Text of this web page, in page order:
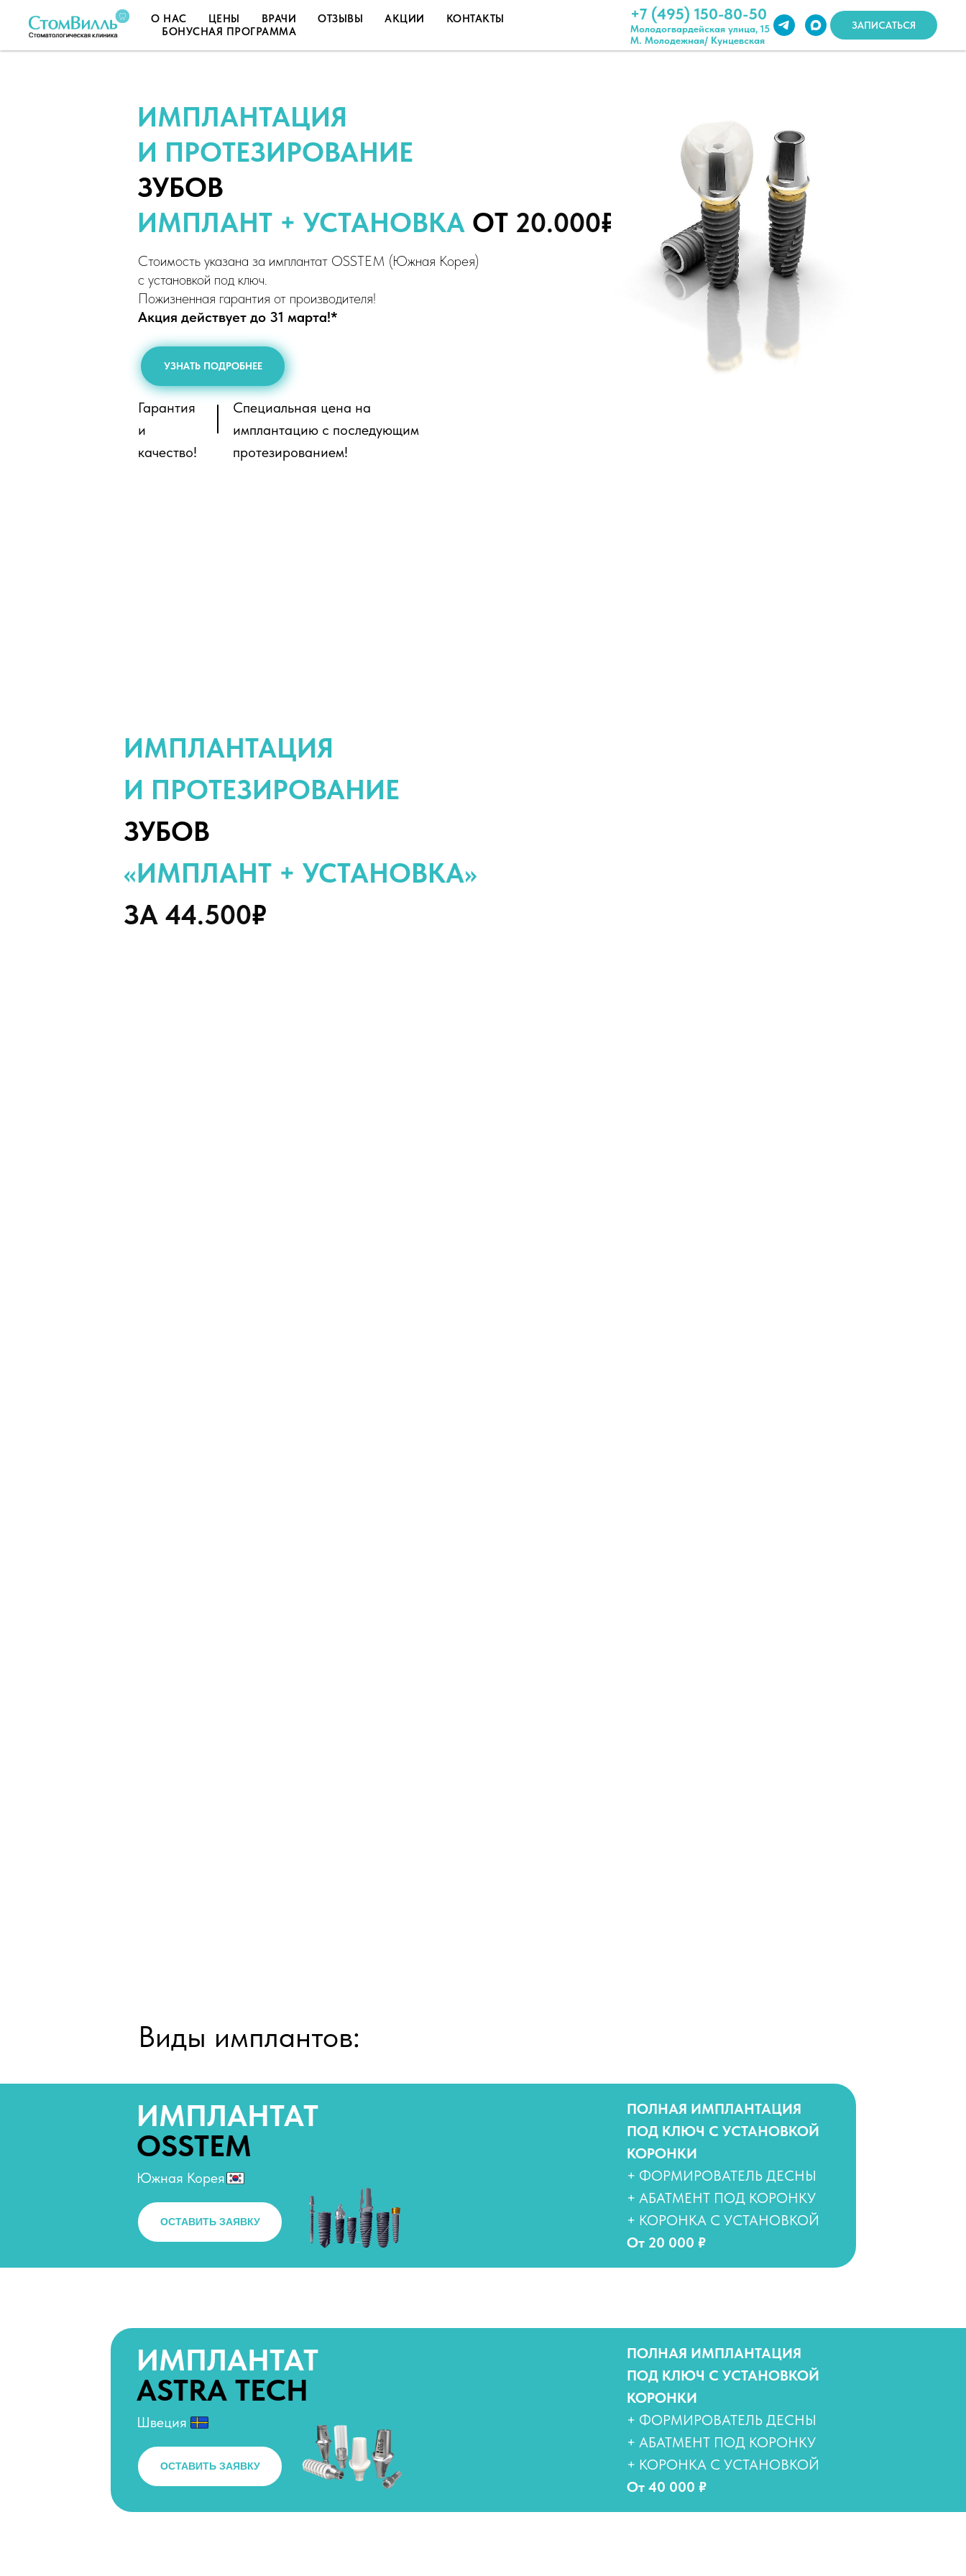
О НАС ЦЕНЫ ВРАЧИ ОТЗЫВЫ АКЦИИ
КОНТАКТЫ
БОНУСНАЯ ПРОГРАММА
+7 (495) 150-80-50
Молодогвардейская улица, 15
М. Молодежная/ Кунцевская
ЗАПИСАТЬСЯ
ИМПЛАНТАЦИЯ
И ПРОТЕЗИРОВАНИЕ
ЗУБОВ
ИМПЛАНТ + УСТАНОВКА ОТ 20.000₽
УЗНАТЬ ПОДРОБНЕЕ
Стоимость указана за имплантат OSSTEM (Южная Корея)
с установкой под ключ.
Пожизненная гарантия от производителя!
Акция действует до 31 марта!*
Гарантия
и
качество!
Специальная цена на
имплантацию с последующим
протезированием!
ИМПЛАНТАЦИЯ
И ПРОТЕЗИРОВАНИЕ
ЗУБОВ
«ИМПЛАНТ + УСТАНОВКА»
ЗА 44.500₽
Виды имплантов:
ИМПЛАНТАТ
OSSTEM
Южная Корея
ПОЛНАЯ ИМПЛАНТАЦИЯ
ПОД КЛЮЧ С УСТАНОВКОЙ
КОРОНКИ
+ ФОРМИРОВАТЕЛЬ ДЕСНЫ
+ АБАТМЕНТ ПОД КОРОНКУ
+ КОРОНКА С УСТАНОВКОЙ
От 20 000 ₽
ОСТАВИТЬ ЗАЯВКУ
ИМПЛАНТАТ
ASTRA TECH
Швеция
ПОЛНАЯ ИМПЛАНТАЦИЯ
ПОД КЛЮЧ С УСТАНОВКОЙ
КОРОНКИ
+ ФОРМИРОВАТЕЛЬ ДЕСНЫ
+ АБАТМЕНТ ПОД КОРОНКУ
+ КОРОНКА С УСТАНОВКОЙ
От 40 000 ₽
ОСТАВИТЬ ЗАЯВКУ